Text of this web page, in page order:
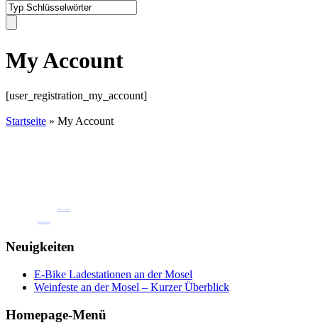
My Account
[user_registration_my_account]
Startseite » My Account
Neuigkeiten
E-Bike Ladestationen an der Mosel
Weinfeste an der Mosel – Kurzer Überblick
Homepage-Menü